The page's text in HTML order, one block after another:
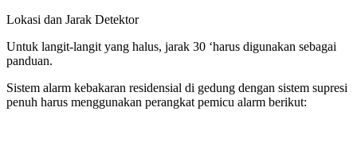
Lokasi dan Jarak Detektor
Untuk langit-langit yang halus, jarak 30 ‘harus digunakan sebagai
panduan.
Sistem alarm kebakaran residensial di gedung dengan sistem supresi
penuh harus menggunakan perangkat pemicu alarm berikut: